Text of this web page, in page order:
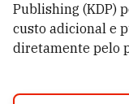
Publishing (KDP)
custo adicional e
diretamente pelo